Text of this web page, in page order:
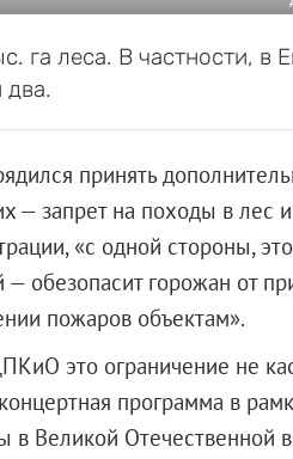
га леса. В частности, в
принять
— запрет на походы в лес
«с одной стороны,
— обезопасит горожан от
пожаров объектам».
это ограничение не
программа в
в Великой Отечественной